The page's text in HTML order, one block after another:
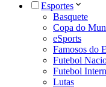
Esportes
Basquete
Copa do
eSports
Famosos do
Futebol
Futebol
Lutas